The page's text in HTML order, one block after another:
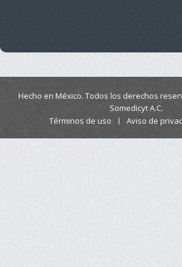
Hecho en México. Todos los derechos
Somedicyt A.C.
Términos de uso
Aviso de